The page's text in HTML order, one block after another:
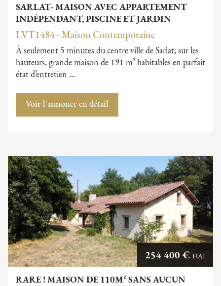
SARLAT- MAISON AVEC APPARTEMENT
INDÉPENDANT, PISCINE ET JARDIN
LVT1484 - Maison Contemporaine
À seulement 5 minutes du centre ville de Sarlat, sur les
hauteurs, grande maison de 191 m² habitables en parfait
état d’entretien …
Voir l'annonce en détail
RARE ! MAISON DE 110M² SANS AUCUN
254 400 € HAI